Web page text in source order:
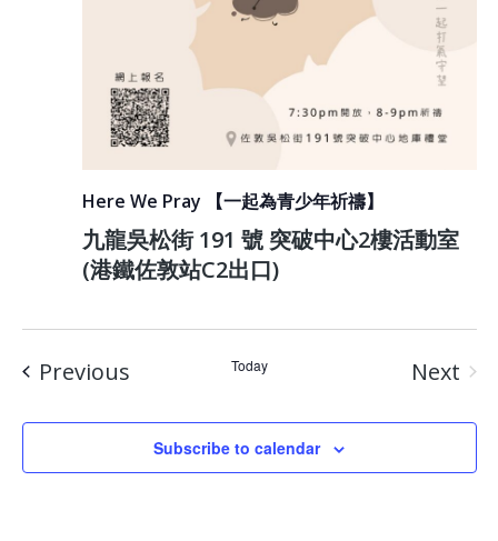
Here We Pray 【一起為青少年祈禱】
九龍吳松街 191 號 突破中心2樓活動室
(港鐵佐敦站C2出口)
PreviousEvents Today
Next
Subscribe to calendar